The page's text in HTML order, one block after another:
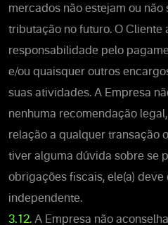
mercados não estejam ou não
tributação no futuro. O Cliente
responsabilidade pelo
e/ou quaisquer outros
suas atividades. A Empresa
nenhuma recomendação
relação a qualquer transação
tiver alguma dúvida sobre se
obrigações fiscais, ele(a)
independente.
3.12. A Empresa não